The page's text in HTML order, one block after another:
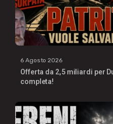
6 Agosto 2026
Offerta da 2,5 miliardi per
completa!